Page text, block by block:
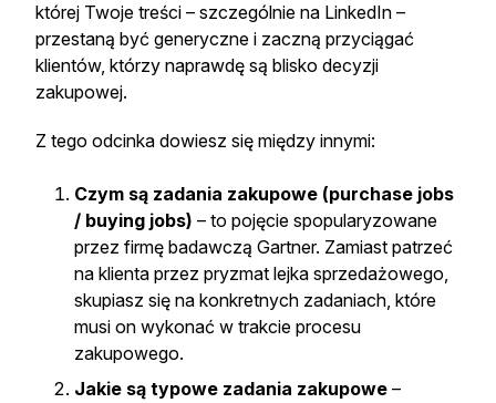
której Twoje treści – szczególnie na LinkedIn –
przestaną być generyczne i zaczną przyciągać
klientów, którzy naprawdę są blisko decyzji
zakupowej.
Z tego odcinka dowiesz się między innymi:
Czym są zadania zakupowe (purchase jobs
/ buying jobs) – to pojęcie spopularyzowane
przez firmę badawczą Gartner. Zamiast patrzeć
na klienta przez pryzmat lejka sprzedażowego,
skupiasz się na konkretnych zadaniach, które
musi on wykonać w trakcie procesu
zakupowego.
Jakie są typowe zadania zakupowe –